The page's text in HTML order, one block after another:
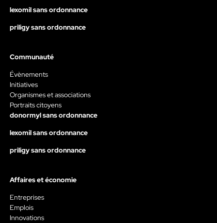
lexomil sans ordonnance
priligy sans ordonnance
Communauté
Évènements
Initiatives
Organismes et associations
Portraits citoyens
donormyl sans ordonnance
lexomil sans ordonnance
priligy sans ordonnance
Affaires et économie
Entreprises
Emplois
Innovations